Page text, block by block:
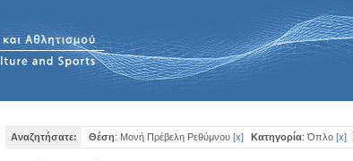
Αναζητήσατε: Θέση: Μονή Πρέβελη Ρεθύμνου [x] Κατηγορία: Όπλο [x]